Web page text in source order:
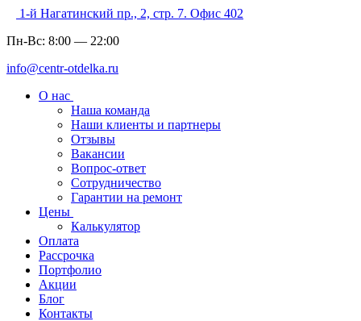
1-й Нагатинский пр., 2, стр. 7. Офис 402
Пн-Вс: 8:00 — 22:00
info@centr-otdelka.ru
О нас
Наша команда
Наши клиенты и партнеры
Отзывы
Вакансии
Вопрос-ответ
Сотрудничество
Гарантии на ремонт
Цены
Калькулятор
Оплата
Рассрочка
Портфолио
Акции
Блог
Контакты